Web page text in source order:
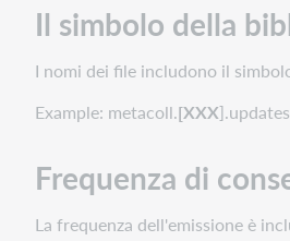
designano
tipo
transazione
aggiornamenti
o
cancellazioni).
Il simbolo della
I nomi dei file includono il
Example: metacoll.[XXX
Frequenza di
La frequenza dell'emissione è